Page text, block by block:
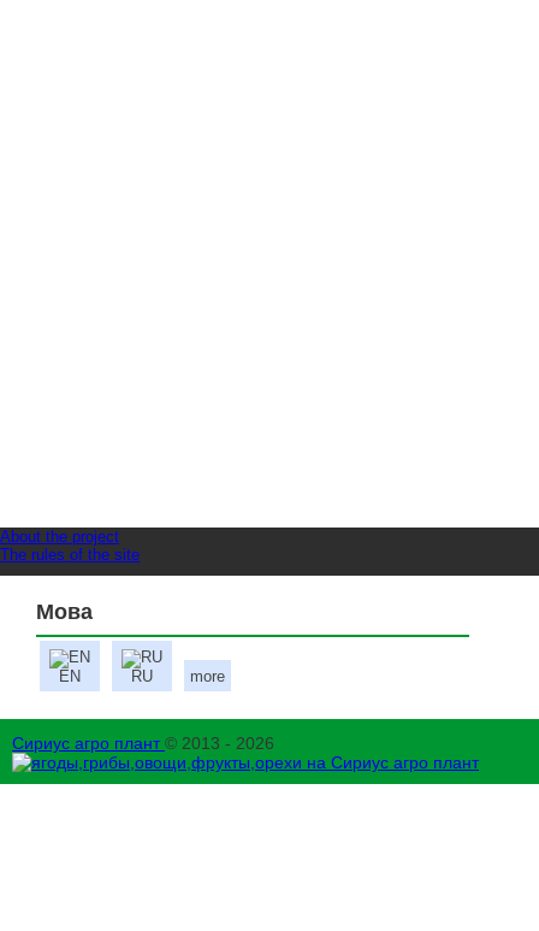
About the project
The rules of the site
Мова
EN RU more
Сириус агро плант© 2013 - 2026